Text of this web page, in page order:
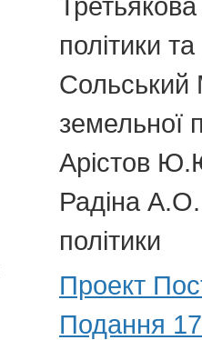
політики
Сольський
земельної
Арістов
Радіна А.О.
політики
Проект
Подання